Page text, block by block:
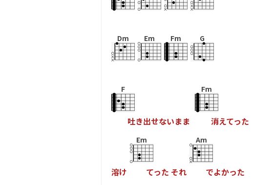
Dm Em Fm G
F
吐き出せないまま
Fm
消えてった
溶け
Em
てった それ
Am
でよかった